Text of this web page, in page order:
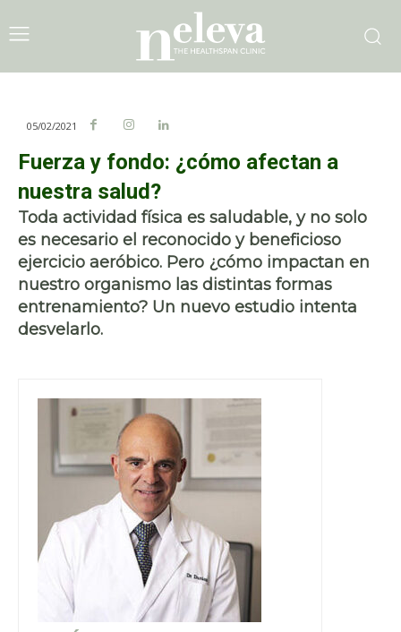
05/02/2021
Fuerza y fondo: ¿cómo afectan a
nuestra salud?
Toda actividad física es saludable, y no solo
es necesario el reconocido y beneficioso
ejercicio aeróbico. Pero ¿cómo impactan en
nuestro organismo las distintas formas
entrenamiento? Un nuevo estudio intenta
desvelarlo.